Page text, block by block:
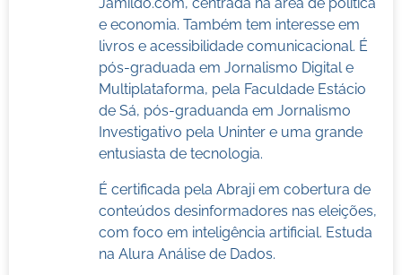
e economia. Também tem interesse em
livros e acessibilidade comunicacional. É
pós-graduada em Jornalismo Digital e
Multiplataforma, pela Faculdade Estácio
de Sá, pós-graduanda em Jornalismo
Investigativo pela Uninter e uma grande
entusiasta de tecnologia.
É certificada pela Abraji em cobertura de
conteúdos desinformadores nas eleições,
com foco em inteligência artificial. Estuda
na Alura Análise de Dados.